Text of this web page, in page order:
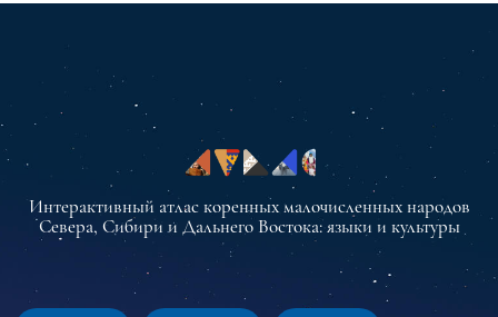
Интерактивный атлас коренных малочисленных народов
Севера, Сибири и Дальнего Востока: языки и культуры